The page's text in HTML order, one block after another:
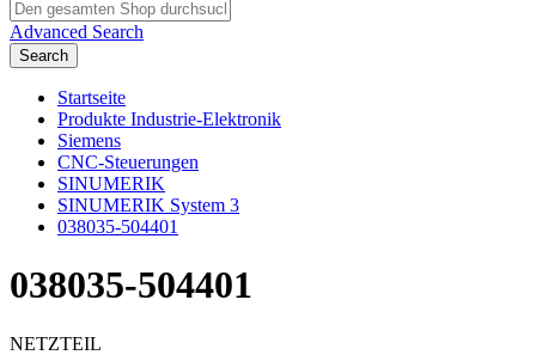
Advanced Search
Search
Startseite
Produkte Industrie-Elektronik
Siemens
CNC-Steuerungen
SINUMERIK
SINUMERIK System 3
038035-504401
038035-504401
NETZTEIL